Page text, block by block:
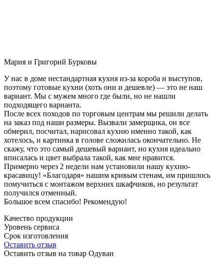
Мария и Григорий Бурковы
У нас в доме нестандартная кухня из-за короба и выступов,
поэтому готовые кухни (хоть они и дешевле) — это не наш
вариант. Мы с мужем много где были, но не нашли
подходящего варианта.
После всех походов по торговым центрам мы решили делать
на заказ под наши размеры. Вызвали замерщика, он все
обмерил, посчитал, нарисовал кухню именно такой, как
хотелось, и картинка в голове сложилась окончательно. Не
скажу, что это самый дешевый вариант, но кухня идеально
вписалась и цвет выбрала такой, как мне нравится.
Примерно через 2 недели нам установили нашу кухню-
красавицу! «Благодаря» нашим кривым стенам, им пришлось
помучиться с монтажом верхних шкафчиков, но результат
получился отменный.
Большое всем спасибо! Рекомендую!
Качество продукции
Уровень сервиса
Срок изготовления
Оставить отзыв
Оставить отзыв на товар Одуван